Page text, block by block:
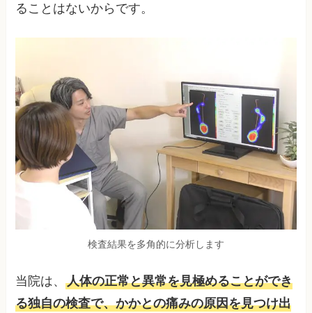
ることはないからです。
検査結果を多角的に分析します
当院は、人体の正常と異常を見極めることができ
る独自の検査で、かかとの痛みの原因を見つけ出